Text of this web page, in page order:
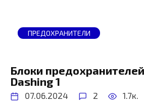
ПРЕДОХРАНИТЕЛИ
Блоки
Dashing 1
07.06.2024 2 1.7к.